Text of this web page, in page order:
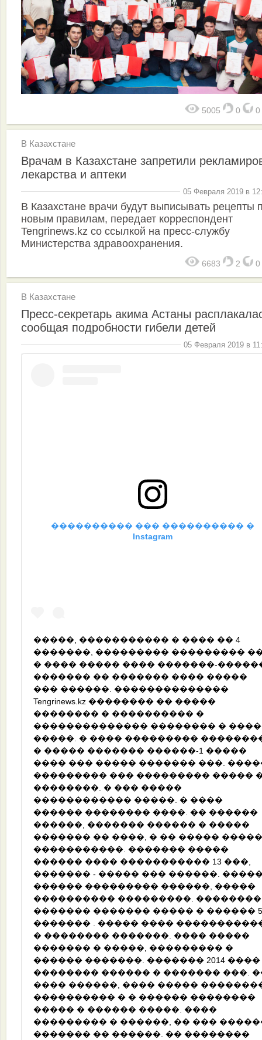
5005 0 0
В Казахстане
Врачам в Казахстане запретили
лекарства и аптеки
05 Февраля 2019 в
В Казахстане врачи будут выписывать рецепты
новым правилам, передает корреспондент
Tengrinews.kz со ссылкой на пресс-службу
Министерства здравоохранения.
6683 2 0
В Казахстане
Пресс-секретарь акима Астаны
сообщая подробности гибели детей
05 Февраля 2019 в
���������� ��� ���������� �
Instagram
�����, ����������� � ���� �� 4
�������, ��������� ���������
� ���� ����� ���� �������-
������� �� ������� ���� �����
��� ������. ��������������
Tengrinews.kz �������� �� �����
�������� � ���������� �
�������������� �������� � ����
�����. � ���� ���������
� ����� ������� ������-1 �����
���� ��� ����� ������� ���.
��������� ��� ��������� �����
��������. � ��� �����
������������ �����. � ����
������ �������� ����. �� ������
������, ������� ������ � �����
������� �� ����, � �� ����� �����
�����������. ������� �����
������ ���� ����������� 13 ���,
������� - ����� ��� ������.
������ ��������� ������, �����
���������� ���������. ��������
������� ������� ����� � ������ 5
������� . ����� ����
� �������� �������. ���� �����
������� � �����, ��������� �
������ �������. ������� 2014 ����
�������� ������ � ������� ���.
���� ������, ���� �����
���������� � � ������ ��������
����� � ������ �����. ����
��������� � ������, �� ���
������� �� ������. �� ��������